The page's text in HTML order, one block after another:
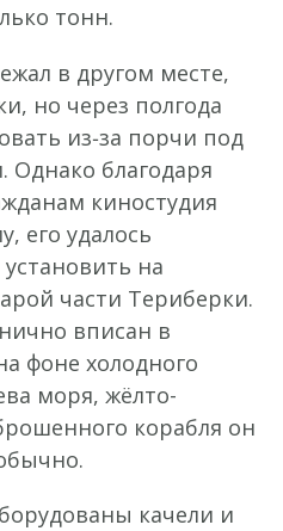
тонн.
в другом месте,
но через полгода
из‑за порчи под
благодаря
киностудия
его удалось
на
части Териберки.
вписан в
фоне холодного
моря, жёлто-
корабля он
качели и